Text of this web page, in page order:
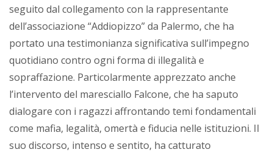
seguito dal collegamento con la rappresentante
dell’associazione “Addiopizzo” da Palermo, che ha
portato una testimonianza significativa sull’impegno
quotidiano contro ogni forma di illegalità e
sopraffazione. Particolarmente apprezzato anche
l’intervento del maresciallo Falcone, che ha saputo
dialogare con i ragazzi affrontando temi fondamentali
come mafia, legalità, omertà e fiducia nelle istituzioni. Il
suo discorso, intenso e sentito, ha catturato